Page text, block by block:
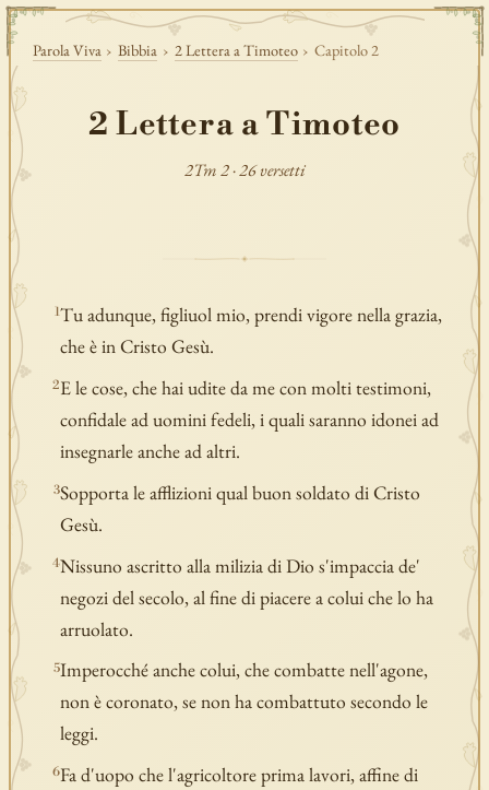
Parola Viva › Bibbia › 2 Lettera a Timoteo › Capitolo 2
2 Lettera a Timoteo
2Tm 2 · 26 versetti
1Tu adunque, figliuol mio, prendi vigore nella grazia,
che è in Cristo Gesù.
2E le cose, che hai udite da me con molti testimoni,
confidale ad uomini fedeli, i quali saranno idonei ad
insegnarle anche ad altri.
3Sopporta le afflizioni qual buon soldato di Cristo
Gesù.
4Nissuno ascritto alla milizia di Dio s'impaccia de'
negozi del secolo, al fine di piacere a colui che lo ha
arruolato.
5Imperocché anche colui, che combatte nell'agone,
non è coronato, se non ha combattuto secondo le
leggi.
6Fa d'uopo che l'agricoltore prima lavori, affine di